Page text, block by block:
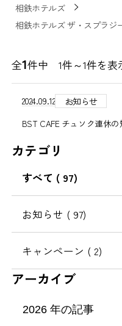
相鉄ホテルズ
相鉄ホテルズ ザ・スプラジ
全1件中 1件～1件を表
2024.09.12 お知らせ
BST CAFE チュソク連休
カテゴリ
すべて ( 97)
お知らせ ( 97)
キャンペーン ( 2)
アーカイブ
2026 年の記事